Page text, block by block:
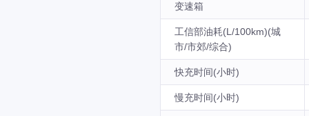
变速箱
工信部油耗(L/100km)(城
市/市郊/综合)
快充时间(小时)
慢充时间(小时)